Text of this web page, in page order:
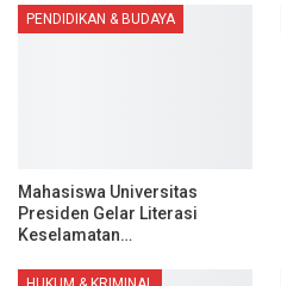
PENDIDIKAN & BUDAYA
Mahasiswa Universitas
Presiden Gelar Literasi
Keselamatan…